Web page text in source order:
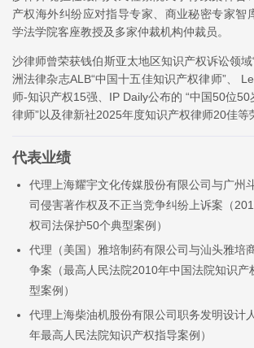
产权海外纠纷应对指导专家、商业秘密专家智
学法学院客座教授及多家仲裁机构仲裁员。
沙律师曾荣获钱伯斯亚太地区知识产权诉讼领域
洲法律杂志ALB“中国十五佳知识产权律师”、
师-知识产权15强、IP Daily公布的 “中国50位
律师”以及律新社2025年度知识产权律师20佳等
代表业绩
代理上海耀宇文化传媒股份有限公司与广州
司侵害著作权及不正当竞争纠纷上诉案（
权司法保护50个典型案例）
代理（美国）雅培制药有限公司与汕头雅培
争案（最高人民法院2010年中国法院知识产
型案例）
代理上海柴油机股份有限公司职务发明设计
年最高人民法院知识产权指导案例）